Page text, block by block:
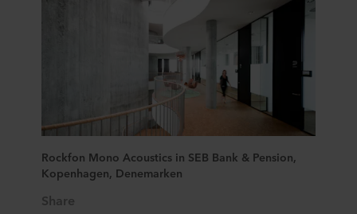
Rockfon Mono Acoustics in SEB Bank & Pension,
Kopenhagen, Denemarken
Share